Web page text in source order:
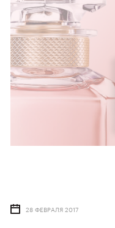
28 ФЕВРАЛЯ 2017